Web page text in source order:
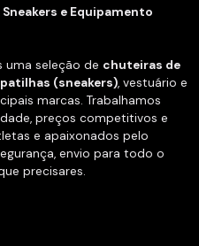
e Equipamento
uma seleção de chuteiras de
(sneakers), vestuário e
marcas. Trabalhamos
preços competitivos e
e apaixonados pelo
envio para todo o
precisares.